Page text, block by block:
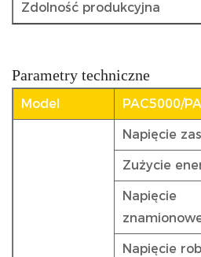
Zdolność produkcyjna
Parametry techniczne
Model PAC5000/
Napięcie
Zużycie
Napięcie
Napięcie